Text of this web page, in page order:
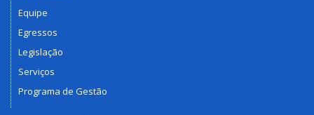
Equipe
Egressos
Legislação
Serviços
Programa de Gestão